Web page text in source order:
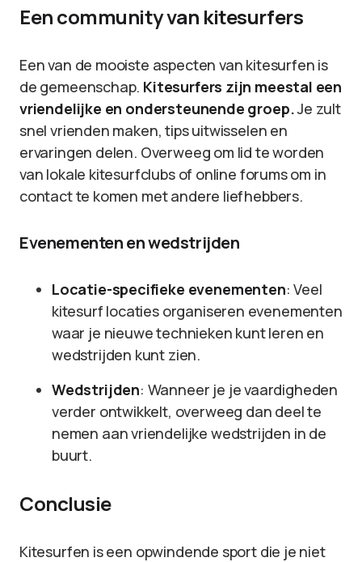
Een community van kitesurfers
Een van de mooiste aspecten van kitesurfen is
de gemeenschap. Kitesurfers zijn meestal een
vriendelijke en ondersteunende groep.Je zult
snel vrienden maken, tips uitwisselen en
ervaringen delen. Overweeg om lid te worden
van lokale kitesurfclubs of online forums om in
contact te komen met andere liefhebbers.
Evenementen en wedstrijden
Locatie-specifieke evenementen: Veel
kitesurf locaties organiseren evenementen
waar je nieuwe technieken kunt leren en
wedstrijden kunt zien.
Wedstrijden: Wanneer je je vaardigheden
verder ontwikkelt, overweeg dan deel te
nemen aan vriendelijke wedstrijden in de
buurt.
Conclusie
Kitesurfen is een opwindende sport die je niet